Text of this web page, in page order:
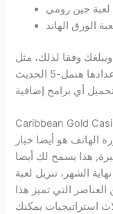
جين رومي
الورق الهاند
وفقا لذلك، مثل
العملات المشفرة. ليس ذلك فحسب، وإعدادها هتمل-5 الحديث
Caribbean Gold
الهاتف هو أيضا خيار
هذا يسمح لك أيضا
الشهر، تنزيل لعبة
من العناصر التي تميز هذا
استراتيجيات يمكنك